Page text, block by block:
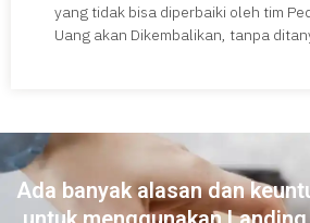
yang tidak bisa diperbaiki oleh tim
Uang akan Dikembalikan, tanpa
Ada banyak alasan dan